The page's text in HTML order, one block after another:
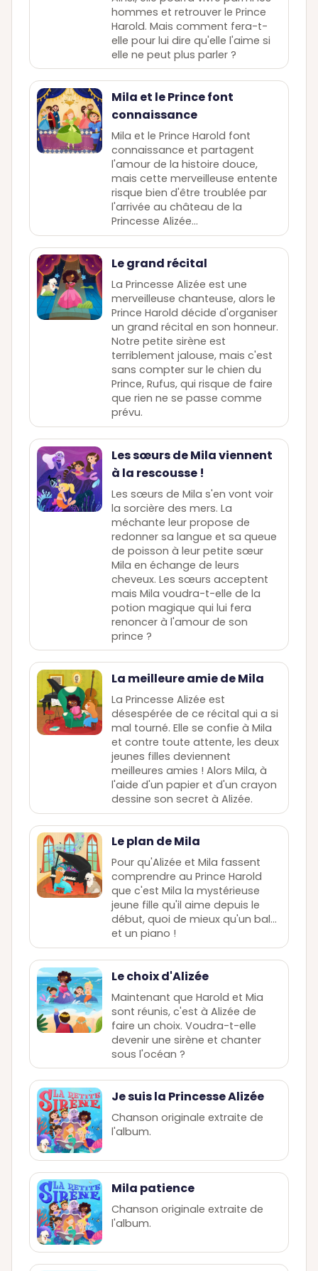
hommes et retrouver le Prince
Harold. Mais comment fera-t-
elle pour lui dire qu'elle l'aime si
elle ne peut plus parler ?
Mila et le Prince font
connaissance
Mila et le Prince Harold font
connaissance et partagent
l'amour de la histoire douce,
mais cette merveilleuse entente
risque bien d'être troublée par
l'arrivée au château de la
Princesse Alizée…
Le grand récital
La Princesse Alizée est une
merveilleuse chanteuse, alors le
Prince Harold décide d'organiser
un grand récital en son honneur.
Notre petite sirène est
terriblement jalouse, mais c'est
sans compter sur le chien du
Prince, Rufus, qui risque de faire
que rien ne se passe comme
prévu.
Les sœurs de Mila viennent
à la rescousse !
Les sœurs de Mila s'en vont voir
la sorcière des mers. La
méchante leur propose de
redonner sa langue et sa queue
de poisson à leur petite sœur
Mila en échange de leurs
cheveux. Les sœurs acceptent
mais Mila voudra-t-elle de la
potion magique qui lui fera
renoncer à l'amour de son
prince ?
La meilleure amie de Mila
La Princesse Alizée est
désespérée de ce récital qui a si
mal tourné. Elle se confie à Mila
et contre toute attente, les deux
jeunes filles deviennent
meilleures amies ! Alors Mila, à
l'aide d'un papier et d'un crayon
dessine son secret à Alizée.
Le plan de Mila
Pour qu'Alizée et Mila fassent
comprendre au Prince Harold
que c'est Mila la mystérieuse
jeune fille qu'il aime depuis le
début, quoi de mieux qu'un bal…
et un piano !
Le choix d'Alizée
Maintenant que Harold et Mia
sont réunis, c'est à Alizée de
faire un choix. Voudra-t-elle
devenir une sirène et chanter
sous l'océan ?
Je suis la Princesse Alizée
Chanson originale extraite de
l'album.
Mila patience
Chanson originale extraite de
l'album.